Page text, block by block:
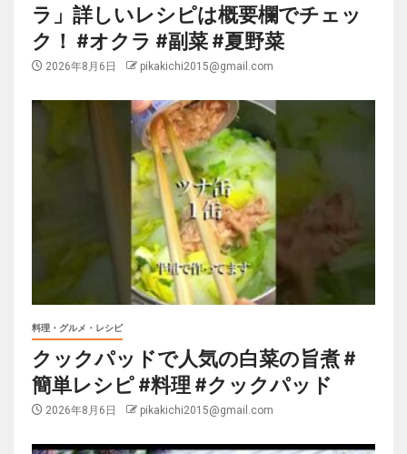
ラ」詳しいレシピは概要欄でチェッ
ク！ #オクラ #副菜 #夏野菜
2026年8月6日 pikakichi2015@gmail.com
料理・グルメ・レシピ
クックパッドで人気の白菜の旨煮 #
簡単レシピ #料理 #クックパッド
2026年8月6日 pikakichi2015@gmail.com